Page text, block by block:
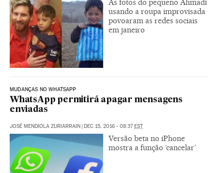
As fotos do pequeno Ahmadi
usando a roupa improvisada
povoaram as redes sociais
em janeiro
MUDANÇAS NO WHATSAPP
WhatsApp permitirá apagar mensagens
enviadas
JOSÉ MENDIOLA ZURIARRAIN | DEC 15, 2016 - 08:37EST
Versão beta no iPhone
mostra a função ‘cancelar’